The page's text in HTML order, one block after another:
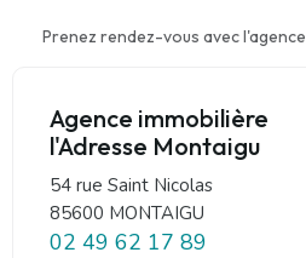
Prenez rendez-vous avec
Agence immobilière
l'Adresse Montaigu
54 rue Saint Nicolas
85600 MONTAIGU
02 49 62 17 89